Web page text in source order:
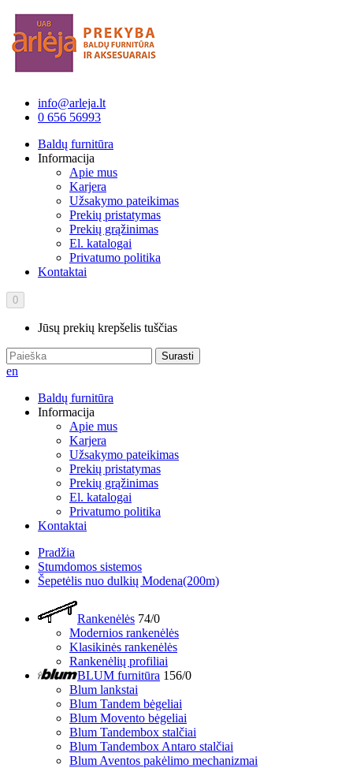
info@arleja.lt
0 656 56993
Baldų furnitūra
Informacija
Apie mus
Karjera
Užsakymo pateikimas
Prekių pristatymas
Prekių grąžinimas
El. katalogai
Privatumo politika
Kontaktai
0
Jūsų prekių krepšelis tuščias
Surasti
en
Baldų furnitūra
Informacija
Apie mus
Karjera
Užsakymo pateikimas
Prekių pristatymas
Prekių grąžinimas
El. katalogai
Privatumo politika
Kontaktai
Pradžia
Stumdomos sistemos
Šepetėlis nuo dulkių Modena(200m)
Rankenėlės 74/0
Modernios rankenėlės
Klasikinės rankenėlės
Rankenėlių profiliai
BLUM furnitūra 156/0
Blum lankstai
Blum Tandem bėgeliai
Blum Movento bėgeliai
Blum Tandembox stalčiai
Blum Tandembox Antaro stalčiai
Blum Aventos pakėlimo mechanizmai